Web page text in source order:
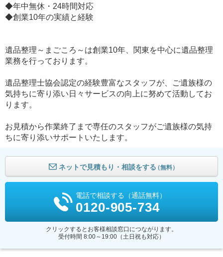
◆年中無休・24時間対応
◆創業10年の実績と経験
遺品整理～まごころ～は創業10年、関東を中心に遺品整理
業務を行っております。
遺品整理士協会認定の経験豊富なスタッフが、ご遺族様の
気持ちに寄り添い日々サービスの向上に努めて活動してお
ります。
お見積から作業終了まで専任のスタッフがご遺族様の気持
ちに寄り添いサポートいたします。
ネットで見積もり・相談をする（無料）
電話で相談する（通話無料）
0120-905-734
クリックするとお客様相談窓口につながります。
受付時間 8:00～19:00（土日祝も対応）